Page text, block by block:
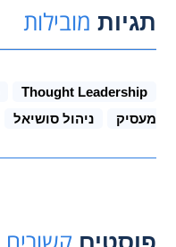
תגיות מובילות
Thought Leadership
מעסיק
ניהול סושיאל